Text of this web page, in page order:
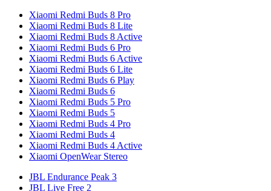
Xiaomi Redmi Buds 8 Pro
Xiaomi Redmi Buds 8 Lite
Xiaomi Redmi Buds 8 Active
Xiaomi Redmi Buds 6 Pro
Xiaomi Redmi Buds 6 Active
Xiaomi Redmi Buds 6 Lite
Xiaomi Redmi Buds 6 Play
Xiaomi Redmi Buds 6
Xiaomi Redmi Buds 5 Pro
Xiaomi Redmi Buds 5
Xiaomi Redmi Buds 4 Pro
Xiaomi Redmi Buds 4
Xiaomi Redmi Buds 4 Active
Xiaomi OpenWear Stereo
JBL Endurance Peak 3
JBL Live Free 2